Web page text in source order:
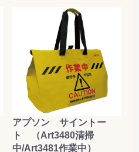
アプソン サイントー
ト （Art3480清掃
中/Art3481作業中）